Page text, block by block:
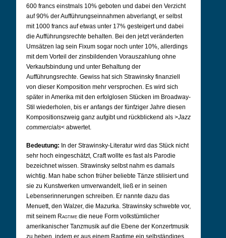
600 francs einstmals 10% geboten und dabei den Verzicht
auf 90% der Aufführungseinnahmen abverlangt, er selbst
mit 1000 francs auf etwas unter 17% gesteigert und dabei
die Aufführungsrechte behalten. Bei den jetzt veränderten
Umsätzen lag sein Fixum sogar noch unter 10%, allerdings
mit dem Vorteil der zinsbildenden Vorauszahlung ohne
Verkaufsbindung und unter Behaltung der
Aufführungsrechte. Gewiss hat sich Strawinsky finanziell
von dieser Komposition mehr versprochen. Es wird sich
später in Amerika mit den erfolglosen Stücken im Broadway-
Stil wiederholen, bis er anfangs der fünfziger Jahre diesen
Kompositionszweig ganz aufgibt und rückblickend als >Jazz
commercials< abwertet.
Bedeutung: In der Strawinsky-Literatur wird das Stück nicht
sehr hoch eingeschätzt, Craft wollte es fast als Parodie
bezeichnet wissen. Strawinsky selbst nahm es damals
wichtig. Man habe schon früher beliebte Tänze stilisiert und
sie zu Kunstwerken umverwandelt, ließ er in seinen
Lebenserinnerungen schreiben. Er nannte dazu das
Menuett, den Walzer, die Mazurka. Strawinsky schwebte vor,
mit seinem Ragtime die neue Form volkstümlicher
amerikanischer Tanzmusik auf die Ebene der Konzertmusik
zu heben, indem er aus einem Ragtime ein selbständiges